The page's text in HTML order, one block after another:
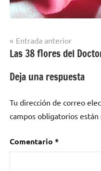
Navegación
de
entradas
Entrada anterior
Las 38 flores del
Deja una respuesta
Tu dirección de correo
campos obligatorios están
Comentario *